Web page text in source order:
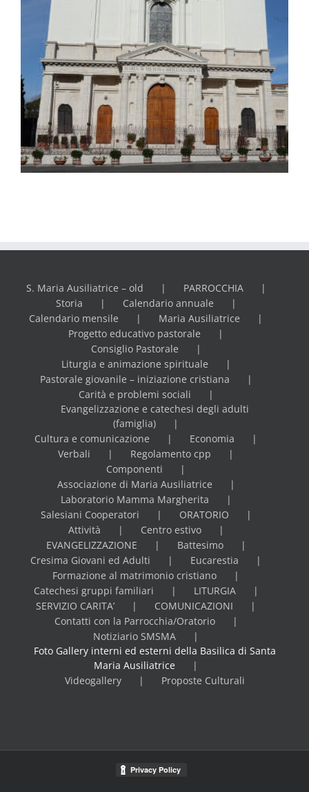
S. Maria Ausiliatrice – old
PARROCCHIA
Storia
Calendario annuale
Calendario mensile
Maria Ausiliatrice
Progetto educativo pastorale
Consiglio Pastorale
Liturgia e animazione spirituale
Pastorale giovanile – iniziazione cristiana
Carità e problemi sociali
Evangelizzazione e catechesi degli adulti
(famiglia)
Cultura e comunicazione
Economia
Verbali
Regolamento cpp
Componenti
Associazione di Maria Ausiliatrice
Laboratorio Mamma Margherita
Salesiani Cooperatori
ORATORIO
Attività
Centro estivo
EVANGELIZZAZIONE
Battesimo
Cresima Giovani ed Adulti
Eucarestia
Formazione al matrimonio cristiano
Catechesi gruppi familiari
LITURGIA
SERVIZIO CARITA’
COMUNICAZIONI
Contatti con la Parrocchia/Oratorio
Notiziario SMSMA
Foto Gallery interni ed esterni della Basilica di Santa
Maria Ausiliatrice
Videogallery
Proposte Culturali